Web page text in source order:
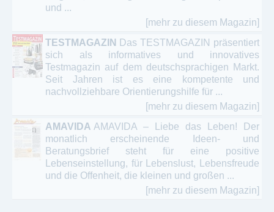
und ...
[mehr zu diesem Magazin]
TESTMAGAZIN Das TESTMAGAZIN präsentiert
sich als informatives und innovatives
Testmagazin auf dem deutschsprachigen Markt.
Seit Jahren ist es eine kompetente und
nachvollziehbare Orientierungshilfe für ...
[mehr zu diesem Magazin]
AMAVIDA AMAVIDA – Liebe das Leben! Der
monatlich erscheinende Ideen- und
Beratungsbrief steht für eine positive
Lebenseinstellung, für Lebenslust, Lebensfreude
und die Offenheit, die kleinen und großen ...
[mehr zu diesem Magazin]